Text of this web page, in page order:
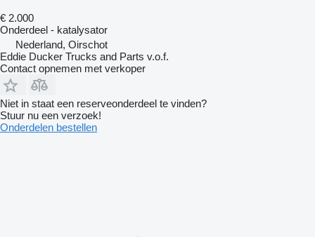
€ 2.000
Onderdeel - katalysator
Nederland, Oirschot
Eddie Ducker Trucks and Parts v.o.f.
Contact opnemen met verkoper
Niet in staat een reserveonderdeel te vinden?
Stuur nu een verzoek!
Onderdelen bestellen